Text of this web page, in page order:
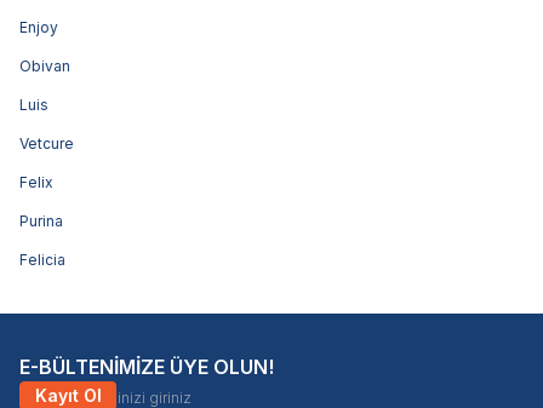
Enjoy
Obivan
Luis
Vetcure
Felix
Purina
Felicia
E-BÜLTENİMİZE ÜYE OLUN!
Kayıt Ol